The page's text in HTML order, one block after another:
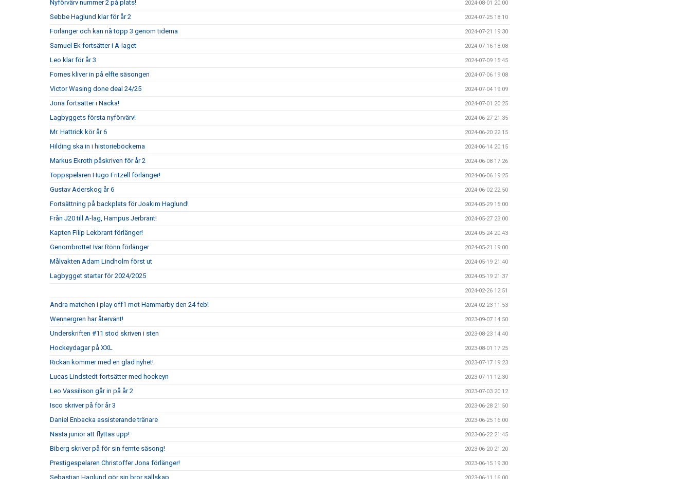
Nyförvärv nummer 2 på plats! 2024-08-01 20:00
Sebbe Haglund klar för år 2 2024-07-25 18:10
Förlänger och kan nå topp 3 genom tiderna 2024-07-21 19:30
Samuel Ek fortsätter i A-laget 2024-07-16 18:08
Leo klar för år 3 2024-07-09 15:45
Fornes kliver in på elfte säsongen 2024-07-06 19:08
Victor Wasing done deal 24/25 2024-07-04 19:09
Jona fortsätter i Nacka! 2024-07-01 20:25
Lagbyggets första nyförvärv! 2024-06-27 21:35
Mr. Hattrick kör år 6 2024-06-20 22:15
Hilding ska in i historieböckerna 2024-06-14 20:15
Markus Ekroth påskriven för år 2 2024-06-08 17:26
Toppspelaren Hugo Fritzell förlänger! 2024-06-06 19:25
Gustav Aderskog år 6 2024-06-02 22:50
Fortsättning på backplats för Joakim Haglund! 2024-05-29 15:00
Från J20 till A-lag, Hampus Jerbrant! 2024-05-27 23:00
Kapten Filip Lekbrant förlänger! 2024-05-24 20:43
Genombrottet Ivar Rönn förlänger 2024-05-21 19:00
Målvakten Adam Lindholm först ut 2024-05-19 21:40
Lagbygget startar för 2024/2025 2024-05-19 21:37
2024-02-26 12:51
Andra matchen i play off1 mot Hammarby den 24 feb! 2024-02-23 11:53
Wennergren har återvänt! 2023-09-07 14:50
Underskriften #11 stod skriven i sten 2023-08-23 14:40
Hockeydagar på XXL 2023-08-01 17:25
Rickan kommer med en glad nyhet! 2023-07-17 19:23
Lucas Lindstedt fortsätter med hockeyn 2023-07-11 12:30
Leo Vassilison går in på år 2 2023-07-03 20:12
Isco skriver på för år 3 2023-06-28 21:50
Daniel Enbacka assisterande tränare 2023-06-25 16:00
Nästa junior att flyttas upp! 2023-06-22 21:45
Biberg skriver på för sin femte säsong! 2023-06-20 21:20
Prestigespelaren Christoffer Jona förlänger! 2023-06-15 19:30
Sebastian Haglund gör sin bror sällskap 2023-06-11 16:00